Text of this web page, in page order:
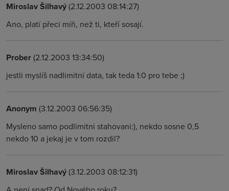
Miroslav Šilhavý(2.12.2003 08:14:27)
Ano, platí přeci míň, než ti, kteří sosají.
Prober(2.12.2003 13:34:50)
jestli myslíš nadlimitní data, tak teda 1:0 pro tebe ;)
Anonym (3.12.2003 06:56:35)
Mysleno samo podlimitni stahovani:), nekdo sosne 0,5
nekdo 10 a jekaj je v tom rozdil?
Miroslav Šilhavý(3.12.2003 08:12:31)